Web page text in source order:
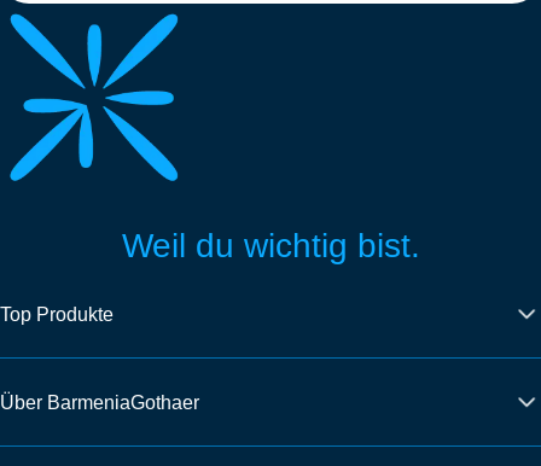
Weil du wichtig bist.
Top Produkte
Über BarmeniaGothaer